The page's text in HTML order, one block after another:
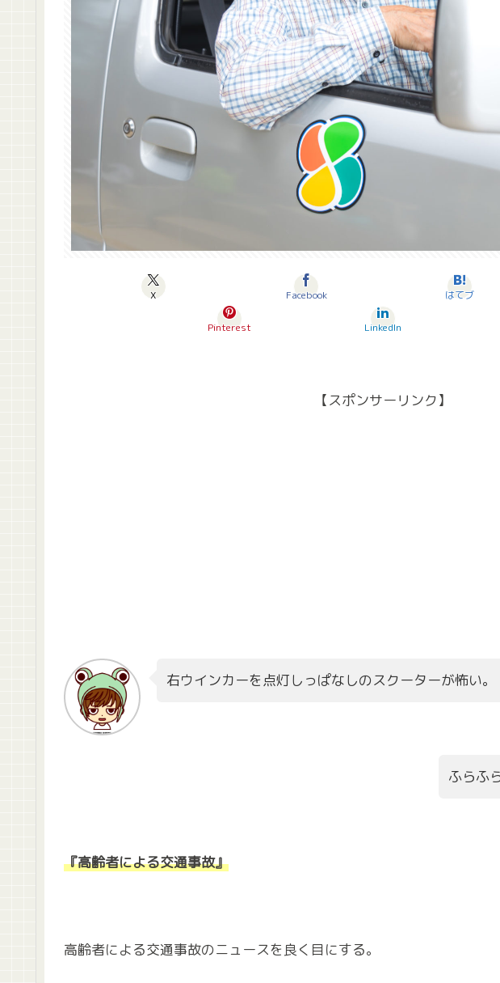
X Facebook はてブ
Pinterest LinkedIn
【スポンサーリンク】
右ウインカーを点灯しっぱなしのスクーターが怖い。
ふらふ
『高齢者による交通事故』
高齢者による交通事故のニュースを良く目にする。